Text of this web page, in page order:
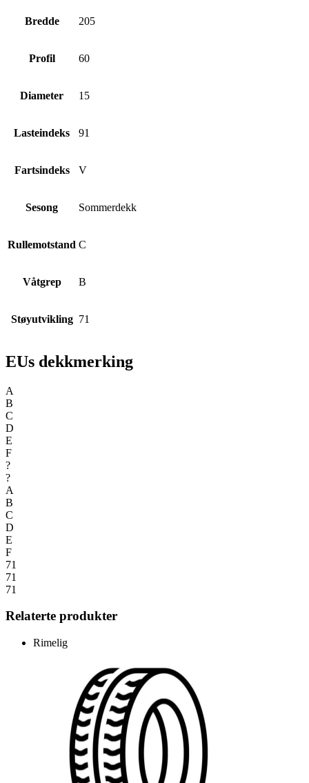
Bredde 205
Profil 60
Diameter 15
Lasteindeks 91
Fartsindeks V
Sesong Sommerdekk
Rullemotstand C
Våtgrep B
Støyutvikling 71
EUs dekkmerking
A
B
C
D
E
F
?
?
A
B
C
D
E
F
71
71
71
Relaterte produkter
Rimelig